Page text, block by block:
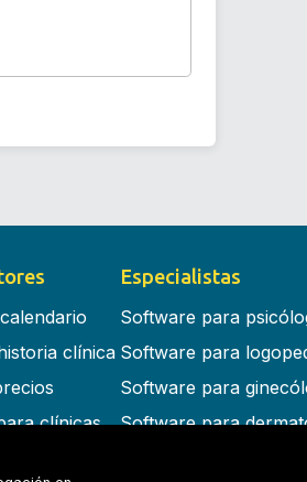
clínica
clínicas
Especialistas
Software para
Software para
Software para
Software para